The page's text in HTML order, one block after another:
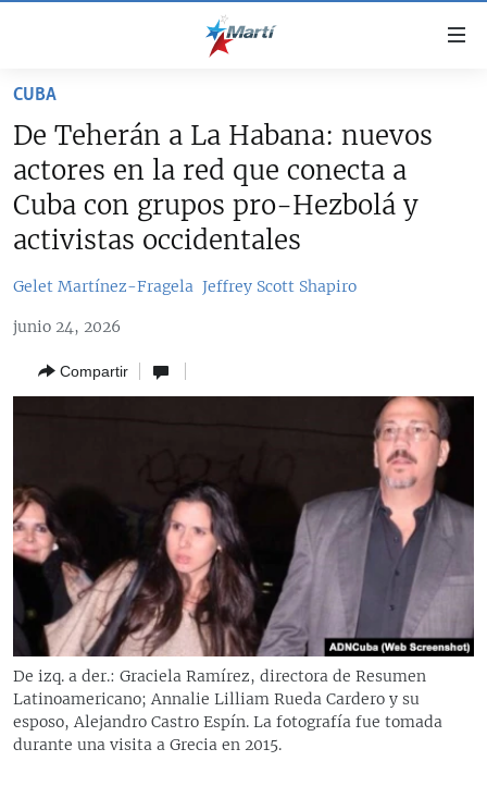
accesibilidad
contenido
principal
principal
CUBA
DERECHOS HUMANOS
SOBRE CUBA
ESTADOS UNIDOS
ESTADOS UNIDOS
AMÉRICA LATINA
RADIO MARTÍ
ESPECIALES
ESPECIALES
LA REALIDAD DE LA VIVIENDA EN CUBA
KENTU-CUBANO
LOS SANTOS DE HIALEAH
MULTIMEDIA
EDITORIALES
SÍGUENOS
CUBA
De Teherán a La Habana: nuevos
actores en la red que conecta a
Cuba con grupos pro-Hezbolá y
activistas occidentales
Gelet Martínez-Fragela Jeffrey Scott Shapiro
junio 24, 2026
Compartir
De izq. a der.: Graciela Ramírez, directora de Resumen
Latinoamericano; Annalie Lilliam Rueda Cardero y su
esposo, Alejandro Castro Espín. La fotografía fue tomada
durante una visita a Grecia en 2015.